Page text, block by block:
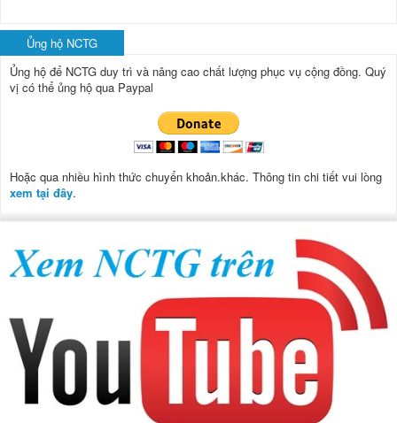
Ủng hộ NCTG
Ủng hộ để NCTG duy trì và nâng cao chất lượng phục vụ cộng đồng. Quý
vị có thể ủng hộ qua Paypal
Hoặc qua nhiều hình thức chuyển khoản.khác. Thông tin chi tiết vui lòng
xem tại đây.